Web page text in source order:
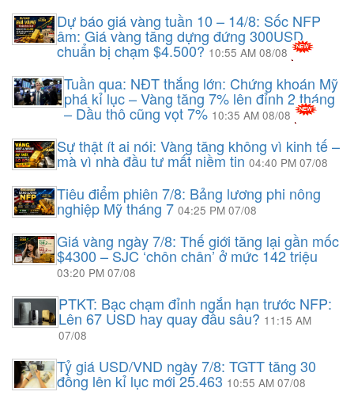
Dự báo giá vàng tuần 10 – 14/8: Sốc NFP
âm: Giá vàng tăng dựng đứng 300USD,
chuẩn bị chạm $4.500?10:55 AM 08/08
Tuần qua: NĐT thắng lớn: Chứng khoán Mỹ
phá kỉ lục – Vàng tăng 7% lên đỉnh 2 tháng
– Dầu thô cũng vọt 7% 10:35 AM 08/08
Sự thật ít ai nói: Vàng tăng không vì kinh tế –
mà vì nhà đầu tư mất niềm tin 04:40 PM 07/08
Tiêu điểm phiên 7/8: Bảng lương phi nông
nghiệp Mỹ tháng 7 04:25 PM 07/08
Giá vàng ngày 7/8: Thế giới tăng lại gần mốc
$4300 – SJC ‘chôn chân’ ở mức 142 triệu
03:20 PM 07/08
PTKT: Bạc chạm đỉnh ngắn hạn trước NFP:
Lên 67 USD hay quay đầu sâu? 11:15 AM
07/08
Tỷ giá USD/VND ngày 7/8: TGTT tăng 30
đồng lên kỉ lục mới 25.463 10:55 AM 07/08